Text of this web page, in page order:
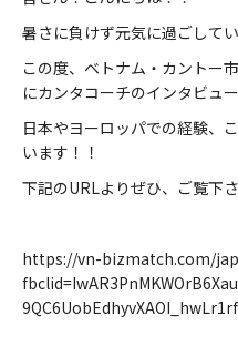
暑さに負けず元気に過ごして
この度、ベトナム・カントー
にカンタコーチのインタビュ
日本やヨーロッパでの経験、
います！！
下記のURLよりぜひ、ご覧下
https://vn-bizmatch.com/